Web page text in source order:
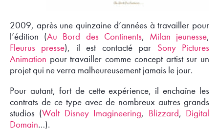
2009, après une quinzaine d’années à travailler pour
l’édition (Au Bord des Continents, Milan jeunesse,
Fleurus presse), il est contacté par Sony Pictures
Animation pour travailler comme concept artist sur un
projet qui ne verra malheureusement jamais le jour.
Pour autant, fort de cette expérience, il enchaîne les
contrats de ce type avec de nombreux autres grands
studios (Walt Disney Imagineering, Blizzard, Digital
Domain…).